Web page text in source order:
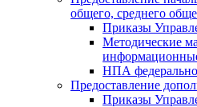
общего, среднего
Приказы
Методические
НПА
Предоставление
Приказы